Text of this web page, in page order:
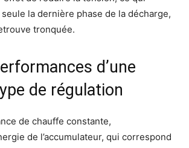
la dernière phase de la décharge,
tronquée.
d’une
de régulation
de chauffe constante,
de l’accumulateur, qui correspond